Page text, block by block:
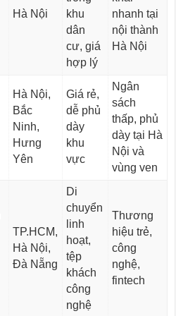
Hà Nội
khu
dân
cư, giá
hợp lý
nhanh tại
nội thành
Hà Nội
Hà Nội,
Bắc
Ninh,
Hưng
Yên
Giá rẻ,
dễ phủ
dày
khu
vực
Ngân
sách
thấp, phủ
dày tại Hà
Nội và
vùng ven
TP.HCM,
Hà Nội,
Đà Nẵng
Di
chuyển
linh
hoạt,
tệp
khách
công
nghệ
Thương
hiệu trẻ,
công
nghệ,
fintech